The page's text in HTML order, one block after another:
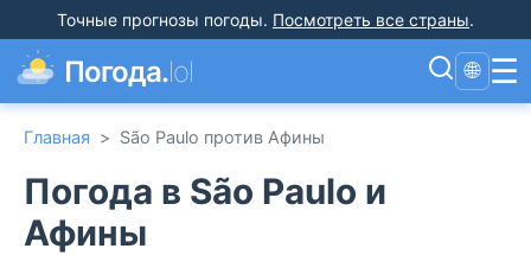
Точные прогнозы погоды. Посмотреть все страны.
Погода.lol 🌐 ☰
Главная > São Paulo против Афины
Погода в São Paulo и
Афины